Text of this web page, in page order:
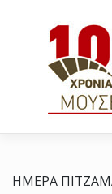
ΗΜΕΡΑ